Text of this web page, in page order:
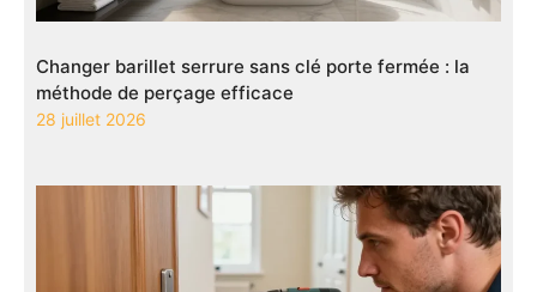
Changer barillet serrure sans clé porte fermée : la
méthode de perçage efficace
28 juillet 2026